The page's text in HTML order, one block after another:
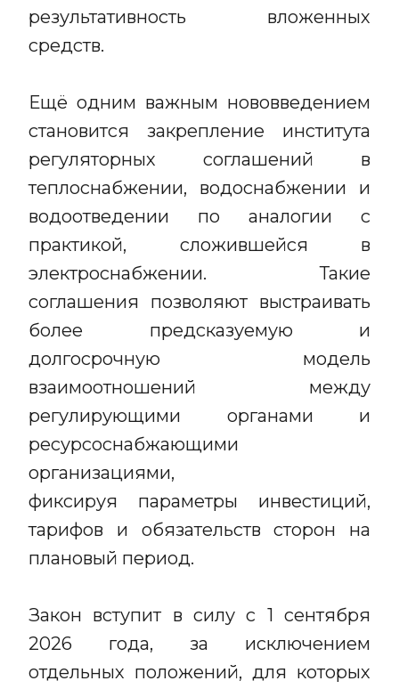
результативность вложенных
средств.
Ещё одним важным нововведением
становится закрепление института
регуляторных соглашений в
теплоснабжении, водоснабжении и
водоотведении по аналогии с
практикой, сложившейся в
электроснабжении. Такие
соглашения позволяют выстраивать
более предсказуемую и
долгосрочную модель
взаимоотношений между
регулирующими органами и
ресурсоснабжающими
организациями,
фиксируя параметры инвестиций,
тарифов и обязательств сторон на
плановый период.
Закон вступит в силу с 1 сентября
2026 года, за исключением
отдельных положений, для которых